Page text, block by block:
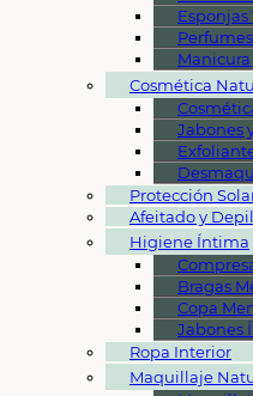
Esponjas
Cosmética
Jabones
Protección
Afeitado y
Higiene Íntima
Bragas
Copa
Jabones
Ropa Interior
Maquillaje